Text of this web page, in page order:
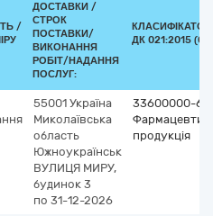
/
ДОСТАВКИ /
СТРОК
ПОСТАВКИ/
ВИКОНАННЯ
РОБІТ/НАДАННЯ
ПОСЛУГ:
КЛАСИФІКАТОР
ДК 021:2015
55001 Україна
Миколаївська
область
Южноукраїнськ
ВУЛИЦЯ МИРУ,
будинок 3
по 31-12-2026
33600000-6
продукція